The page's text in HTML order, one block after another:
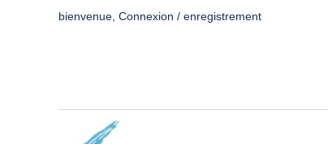
bienvenue, Connexion / enregistrement